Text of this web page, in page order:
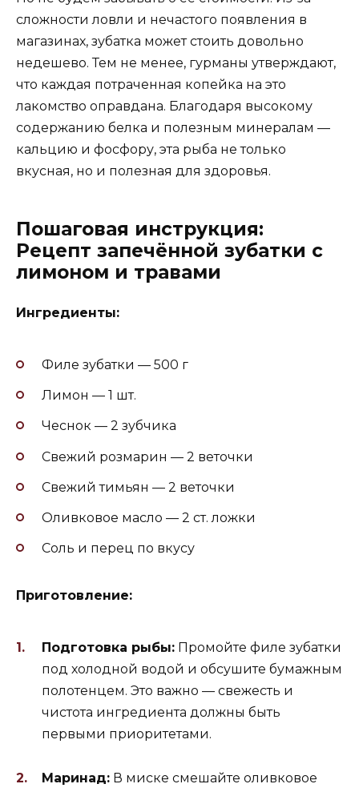
сложности ловли и нечастого появления в
магазинах, зубатка может стоить довольно
недешево. Тем не менее, гурманы утверждают,
что каждая потраченная копейка на это
лакомство оправдана. Благодаря высокому
содержанию белка и полезным минералам —
кальцию и фосфору, эта рыба не только
вкусная, но и полезная для здоровья.
Пошаговая инструкция:
Рецепт запечённой зубатки с
лимоном и травами
Ингредиенты:
Филе зубатки — 500 г
Лимон — 1 шт.
Чеснок — 2 зубчика
Свежий розмарин — 2 веточки
Свежий тимьян — 2 веточки
Оливковое масло — 2 ст. ложки
Соль и перец по вкусу
Приготовление:
Подготовка рыбы: Промойте филе зубатки
под холодной водой и обсушите бумажным
полотенцем. Это важно — свежесть и
чистота ингредиента должны быть
первыми приоритетами.
Маринад: В миске смешайте оливковое